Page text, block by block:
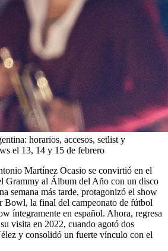
horarios, accesos, setlist y
el 13, 14 y 15 de febrero
Martínez Ocasio se convirtió en el
Grammy al Álbum del Año con un disco
semana más tarde, protagonizó el show
Bowl, la final del campeonato de fútbol
íntegramente en español. Ahora, regresa
visita en 2022, cuando agotó dos
y consolidó un fuerte vínculo con el